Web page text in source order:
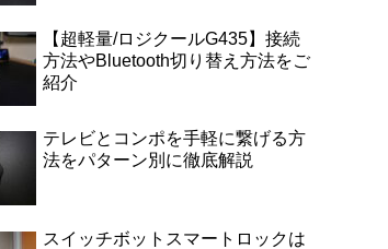
【超軽量/ロジクールG435】接続
方法やBluetooth切り替え方法をご
紹介
テレビとコンポを手軽に繋げる方
法をパターン別に徹底解説
スイッチボットスマートロックは